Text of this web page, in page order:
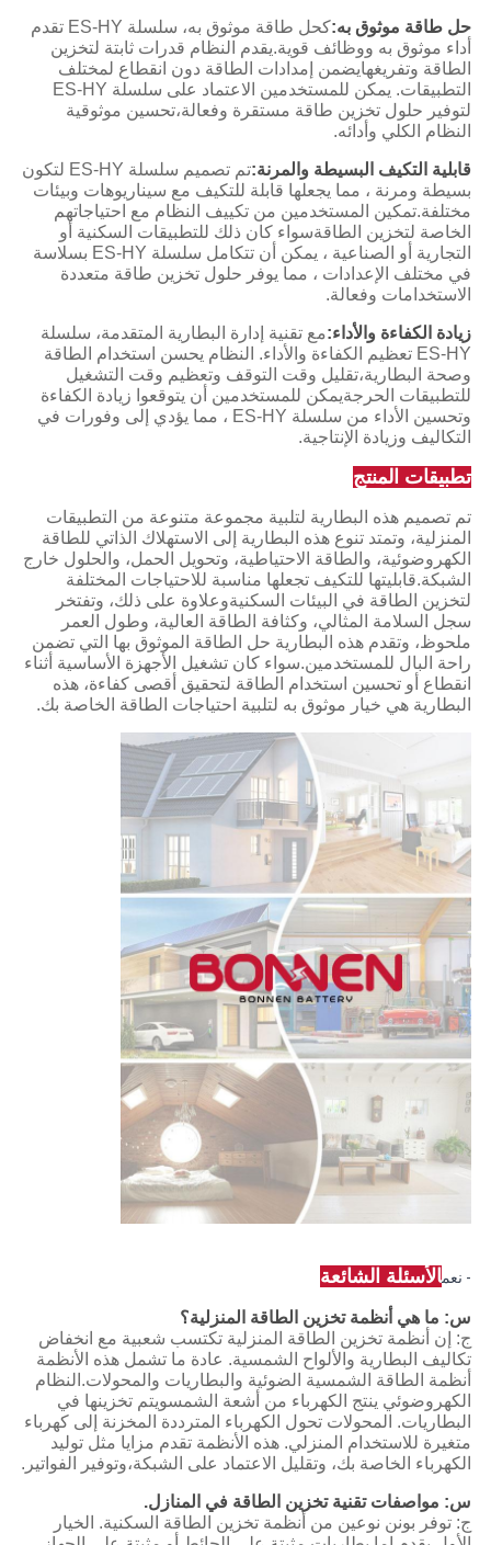
حل طاقة موثوق به:
كحل طاقة موثوق به، سلسلة ES-HY تقدم
أداء موثوق به ووظائف قوية.يقدم النظام قدرات ثابتة لتخزين
الطاقة وتفريغهايضمن إمدادات الطاقة دون انقطاع لمختلف
التطبيقات. يمكن للمستخدمين الاعتماد على سلسلة ES-HY
لتوفير حلول تخزين طاقة مستقرة وفعالة،تحسين موثوقية
النظام الكلي وأدائه.
قابلية التكيف البسيطة والمرنة:
تم تصميم سلسلة ES-HY لتكون
بسيطة ومرنة ، مما يجعلها قابلة للتكيف مع سيناريوهات وبيئات
مختلفة.تمكين المستخدمين من تكييف النظام مع احتياجاتهم
الخاصة لتخزين الطاقةسواء كان ذلك للتطبيقات السكنية أو
التجارية أو الصناعية ، يمكن أن تتكامل سلسلة ES-HY بسلاسة
في مختلف الإعدادات ، مما يوفر حلول تخزين طاقة متعددة
الاستخدامات وفعالة.
زيادة الكفاءة والأداء:مع تقنية إدارة البطارية المتقدمة، سلسلة
ES-HY تعظيم الكفاءة والأداء. النظام يحسن استخدام الطاقة
وصحة البطارية،تقليل وقت التوقف وتعظيم وقت التشغيل
للتطبيقات الحرجةيمكن للمستخدمين أن يتوقعوا زيادة الكفاءة
وتحسين الأداء من سلسلة ES-HY ، مما يؤدي إلى وفورات في
التكاليف وزيادة الإنتاجية.
تطبيقات المنتج
تم تصميم هذه البطارية لتلبية مجموعة متنوعة من التطبيقات
المنزلية، وتمتد تنوع هذه البطارية إلى الاستهلاك الذاتي للطاقة
الكهروضوئية، والطاقة الاحتياطية، وتحويل الحمل، والحلول خارج
الشبكة.قابليتها للتكيف تجعلها مناسبة للاحتياجات المختلفة
لتخزين الطاقة في البيئات السكنيةوعلاوة على ذلك، وتفتخر
سجل السلامة المثالي، وكثافة الطاقة العالية، وطول العمر
ملحوظ، وتقدم هذه البطارية حل الطاقة الموثوق بها التي تضمن
راحة البال للمستخدمين.سواء كان تشغيل الأجهزة الأساسية أثناء
انقطاع أو تحسين استخدام الطاقة لتحقيق أقصى كفاءة، هذه
البطارية هي خيار موثوق به لتلبية احتياجات الطاقة الخاصة بك.
- نعمالأسئلة الشائعة
س: ما هي أنظمة تخزين الطاقة المنزلية؟
ج: إن أنظمة تخزين الطاقة المنزلية تكتسب شعبية مع انخفاض
تكاليف البطارية والألواح الشمسية. عادة ما تشمل هذه الأنظمة
أنظمة الطاقة الشمسية الضوئية والبطاريات والمحولات.النظام
الكهروضوئي ينتج الكهرباء من أشعة الشمسويتم تخزينها في
البطاريات. المحولات تحول الكهرباء المترددة المخزنة إلى كهرباء
متغيرة للاستخدام المنزلي. هذه الأنظمة تقدم مزايا مثل توليد
الكهرباء الخاصة بك، وتقليل الاعتماد على الشبكة،وتوفير الفواتير.
س: مواصفات تقنية تخزين الطاقة في المنازل.
ج: توفر بونن نوعين من أنظمة تخزين الطاقة السكنية. الخيار